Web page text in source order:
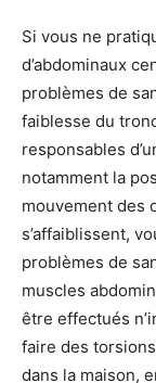
Si vous ne
d’abdominaux
problèmes de
faiblesse du
responsables
notamment la
mouvement des
s’affaiblissent,
problèmes de
muscles
être effectués
faire des
dans la maison,